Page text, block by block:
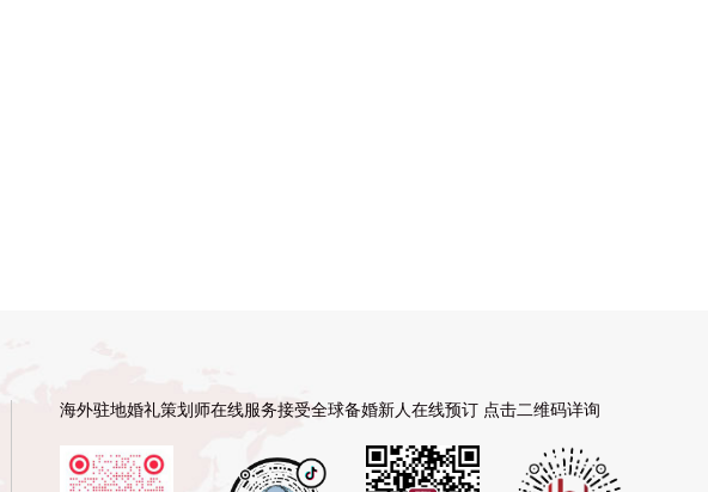
海外驻地婚礼策划师在线服务接受全球备婚新人在线预订 点击二维码详询